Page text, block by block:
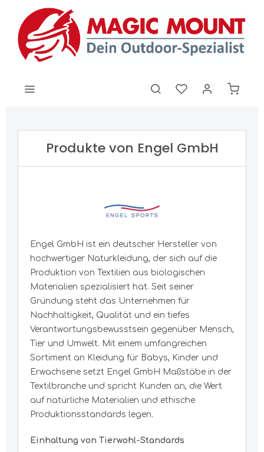
Produkte von Engel GmbH
Engel GmbH ist ein deutscher Hersteller von
hochwertiger Naturkleidung, der sich auf die
Produktion von Textilien aus biologischen
Materialien spezialisiert hat. Seit seiner
Gründung steht das Unternehmen für
Nachhaltigkeit, Qualität und ein tiefes
Verantwortungsbewusstsein gegenüber Mensch,
Tier und Umwelt. Mit einem umfangreichen
Sortiment an Kleidung für Babys, Kinder und
Erwachsene setzt Engel GmbH Maßstäbe in der
Textilbranche und spricht Kunden an, die Wert
auf natürliche Materialien und ethische
Produktionsstandards legen.
Einhaltung von Tierwohl-Standards